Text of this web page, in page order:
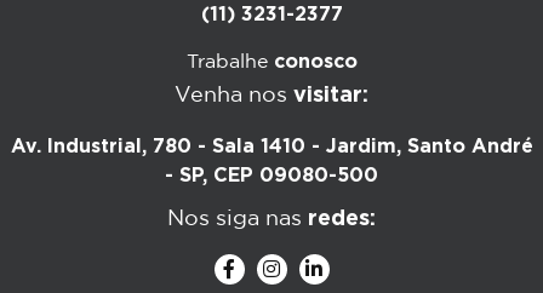
(11) 3231-2377
Trabalhe conosco
Venha nos visitar:
Av. Industrial, 780 - Sala 1410 - Jardim, Santo André
- SP, CEP 09080-500
Nos siga nas redes: